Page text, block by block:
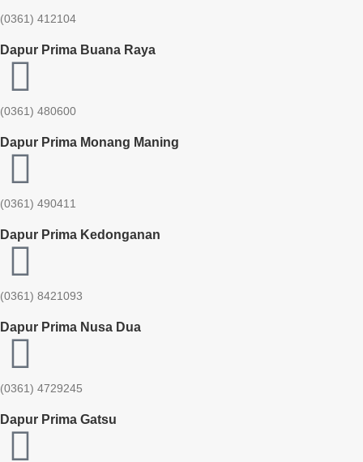
(0361) 412104
Dapur Prima Buana Raya
(0361) 480600
Dapur Prima Monang Maning
(0361) 490411​
Dapur Prima Kedonganan
(0361) 8421093
Dapur Prima Nusa Dua
(0361) 4729245
Dapur Prima Gatsu